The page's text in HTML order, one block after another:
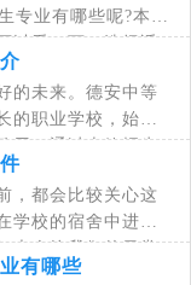
专业有哪些呢?本篇
以看一下，选择适
的未来。德安中等
的职业学校，始终
用。通过本篇招生
，都会比较关心这
学校的宿舍中进行
也会给我们的日常
有哪些